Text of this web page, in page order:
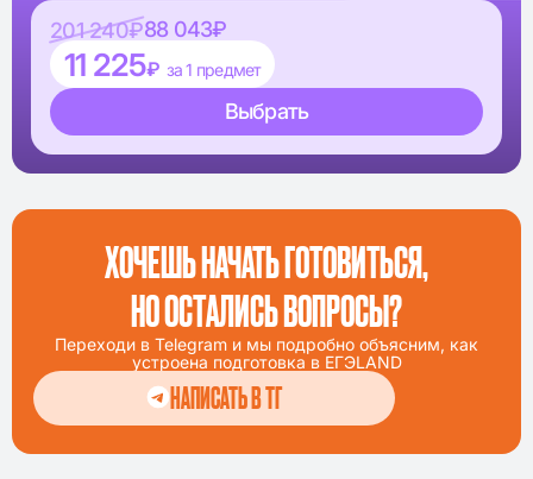
201 240₽88 043₽
11 225₽ за 1 предмет
Выбрать
ХОЧЕШЬ НАЧАТЬ ГОТОВИТЬСЯ,
НО ОСТАЛИСЬ ВОПРОСЫ?
Переходи в Telegram и мы подробно объясним, как
устроена подготовка в ЕГЭLAND
НАПИСАТЬ В ТГ